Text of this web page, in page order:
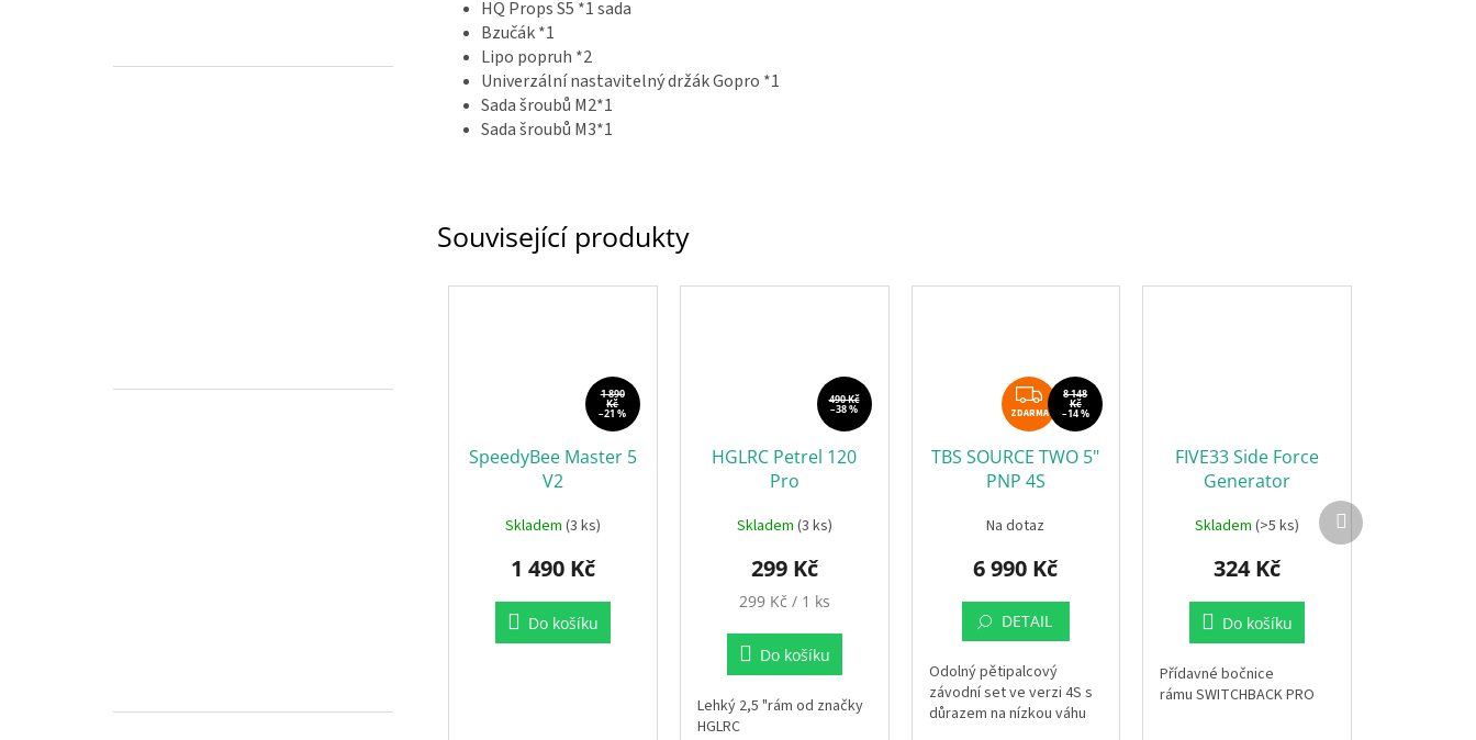
Související produkty
1 890
Kč
–21 %
SpeedyBee Master 5
V2
Skladem (3 ks)
1 490 Kč
Do košíku
490 Kč
–38 %
HGLRC Petrel 120
Pro
Skladem (3 ks)
299 Kč
Měrná
299 Kč / 1 ks
Do košíku
Lehký 2,5 "rám od značky
HGLRC
ZDARMA
ZDARMA
8 148
Kč
–14 %
TBS SOURCE TWO 5"
PNP 4S
Na dotaz
6 990 Kč
DETAIL
Odolný pětipalcový
závodní set ve verzi 4S s
důrazem na nízkou váhu
FIVE33 Side Force
Generator
Skladem(>5 ks)
324 Kč
Do košíku
Přídavné bočnice
rámu SWITCHBACK PRO
Další
produkt
HQ Props S5 *1 sada
Bzučák *1
Lipo popruh *2
Univerzální nastavitelný držák Gopro *1
Sada šroubů M2*1
Sada šroubů M3*1